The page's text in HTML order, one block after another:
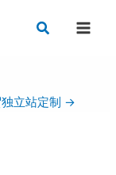
搜
立站定制 →